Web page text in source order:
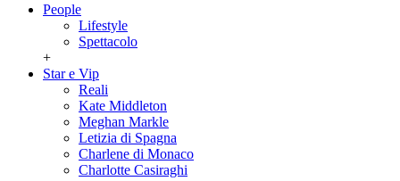
People
Lifestyle
Spettacolo
+
Star e Vip
Reali
Kate Middleton
Meghan Markle
Letizia di Spagna
Charlene di Monaco
Charlotte Casiraghi